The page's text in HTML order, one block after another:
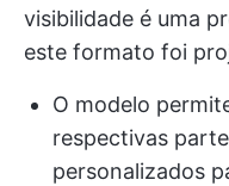
visibilidade é uma
este formato foi
O modelo
respectivas
personalizados